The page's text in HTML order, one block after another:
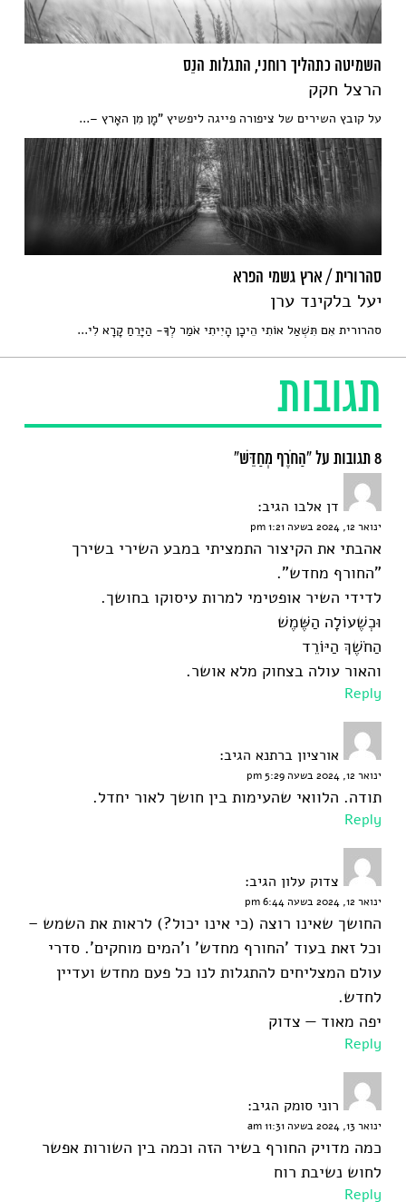
תגובות
8 תגובות על “הַחֹרֶף מְחַדֵּשׁ”
דן אלבו הגיב:
ינואר 12, 2024 בשעה 1:21 pm
אהבתי את הקיצור התמציתי במבע השירי בשירך
"החורף מחדש".
לדידי השיר אופטימי למרות עיסוקו בחושך.
וּכְשֶׁעוֹלָה הַשֶּׁמֶשׁ
הַחֹשֶׁךְ הַיּוֹרֵד
והאור עולה בצחוק מלא אושר.
Reply
אורציון ברתנא הגיב:
ינואר 12, 2024 בשעה 5:29 pm
תודה. הלוואי שהעימות בין חושך לאור יחדל.
Reply
צדוק עלון הגיב:
ינואר 12, 2024 בשעה 6:44 pm
החושך שאינו רוצה (כי אינו יכול?) לראות את השמש –
וכל זאת בעוד 'החורף מחדש' ו'המים מוחקים'. סדרי
עולם המצליחים להתגלות לנו כל פעם מחדש ועדיין
לחדש.
יפה מאוד — צדוק
Reply
רוני סומק הגיב:
ינואר 13, 2024 בשעה 11:31 am
כמה מדויק החורף בשיר הזה וכמה בין השורות אפשר
לחוש נשיבת רוח
Reply
השמיטה כתהליך רוחני, התגלות הנֵס
הרצל חקק
על קובץ השירים של ציפורה פייגה ליפשיץ "מָן מִן האָרץ –...
סהרורית / ארץ גשמי הפרא
יעל בלקינד ערן
סהרורית אִם תִּשְׁאַל אוֹתִי הֵיכָן הָיִיתִי אֹמַר לְךָ- הַיָּרֵחַ קָרָא לִי...